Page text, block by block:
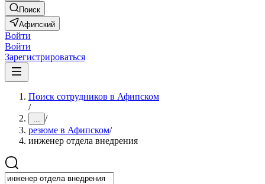
Поиск
Афипский
Войти
Войти
Зарегистрироваться
Поиск сотрудников в Афипском
/
... /
резюме в Афипском/
инженер отдела внедрения